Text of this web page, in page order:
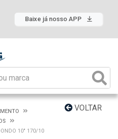
Baixe já nosso APP
VOLTAR
10" 170/10